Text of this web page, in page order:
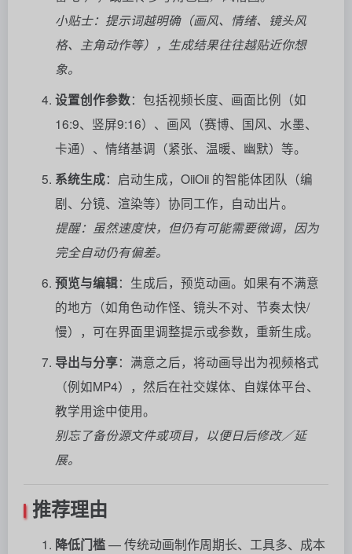
小贴士：提示词越明确（画风、情绪、镜头风
格、主角动作等），生成结果往往越贴近你想
象。
设置创作参数：包括视频长度、画面比例（如
16:9、竖屏9:16）、画风（赛博、国风、水墨、
卡通）、情绪基调（紧张、温暖、幽默）等。
系统生成：启动生成，OiiOii 的智能体团队（编
剧、分镜、渲染等）协同工作，自动出片。
提醒：虽然速度快，但仍有可能需要微调，因为
完全自动仍有偏差。
预览与编辑：生成后，预览动画。如果有不满意
的地方（如角色动作怪、镜头不对、节奏太快/
慢），可在界面里调整提示或参数，重新生成。
导出与分享：满意之后，将动画导出为视频格式
（例如MP4），然后在社交媒体、自媒体平台、
教学用途中使用。
别忘了备份源文件或项目，以便日后修改／延
展。
推荐理由
降低门槛— 传统动画制作周期长、工具多、成本